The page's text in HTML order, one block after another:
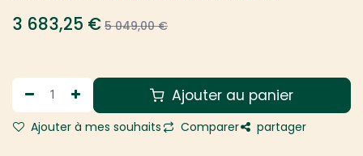
3 683,25 € 5 049,00€
Ajouter au panier
Ajouter à mes souhaits Comparer partager